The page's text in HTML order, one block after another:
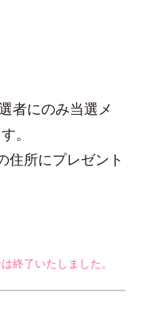
者にのみ当選メ
。
住所にプレゼント
終了いたしました。